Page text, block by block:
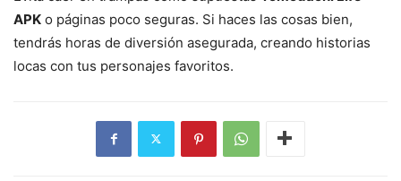
APK o páginas poco seguras. Si haces las cosas bien,
tendrás horas de diversión asegurada, creando historias
locas con tus personajes favoritos.